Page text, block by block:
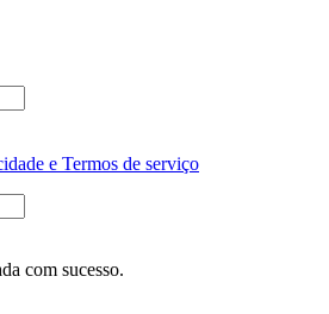
e Termos de serviço
com sucesso.